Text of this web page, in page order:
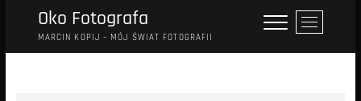
Oko Fotografa
MARCIN KOPIJ – MÓJ ŚWIAT FOTOGRAFII
P
r
z